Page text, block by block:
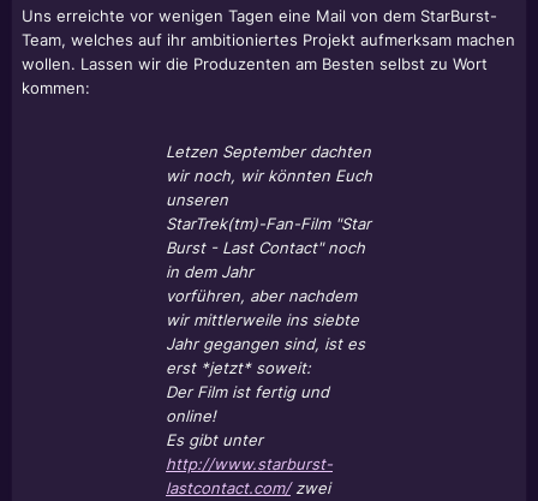
Uns erreichte vor wenigen Tagen eine Mail von dem StarBurst-
Team, welches auf ihr ambitioniertes Projekt aufmerksam machen
wollen. Lassen wir die Produzenten am Besten selbst zu Wort
kommen:
Letzen September dachten
wir noch, wir könnten Euch
unseren
StarTrek(tm)-Fan-Film "Star
Burst - Last Contact" noch
in dem Jahr
vorführen, aber nachdem
wir mittlerweile ins siebte
Jahr gegangen sind, ist es
erst *jetzt* soweit:
Der Film ist fertig und
online!
Es gibt unter
http://www.starburst-
lastcontact.com/zwei